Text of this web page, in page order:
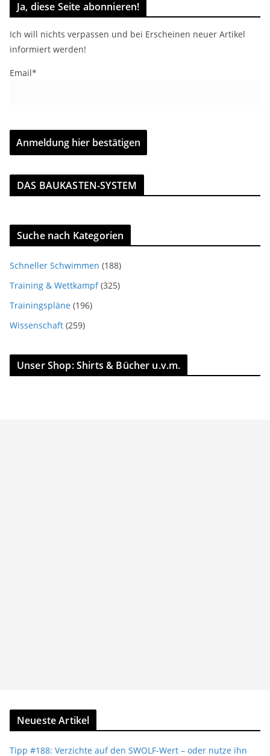
Ja, diese Seite abonnieren!
Ich will nichts verpassen und bei Erscheinen neuer Artikel
informiert werden!
Email*
DAS BAUKASTEN-SYSTEM
Suche nach Kategorien
Schneller Schwimmen (188)
Training & Wettkampf(325)
Trainingspläne (196)
Wissenschaft (259)
Unser Shop: Shirts & Bücher u.v.m.
Neueste Artikel
Tipp #188: Verzichte auf den SWOLF-Wert – oder nutze ihn